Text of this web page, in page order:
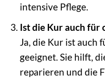
intensive Pflege.
Ist die Kur auch für
Ja, die Kur ist auch
geeignet. Sie hilft,
reparieren und die